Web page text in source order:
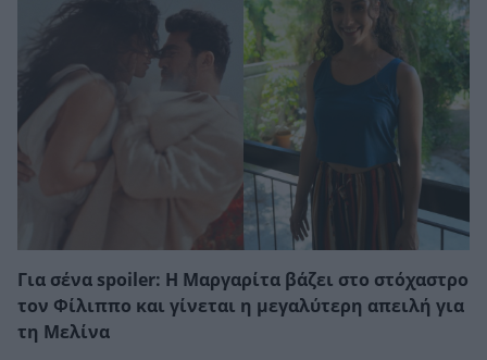
Για σένα spoiler: Η Μαργαρίτα βάζει στο στόχαστρο
τον Φίλιππο και γίνεται η μεγαλύτερη απειλή για
τη Μελίνα